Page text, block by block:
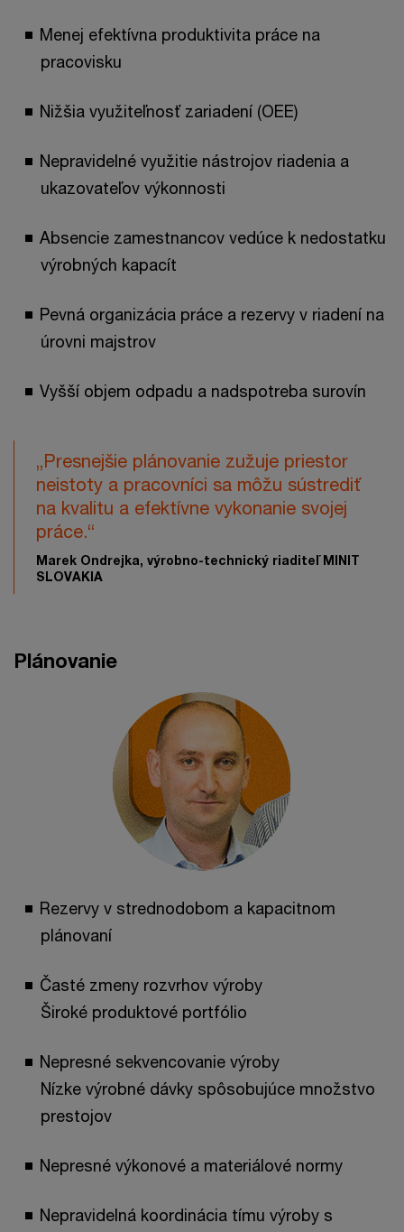
Menej efektívna produktivita práce na
pracovisku
Nižšia využiteľnosť zariadení (OEE)
Nepravidelné využitie nástrojov riadenia a
ukazovateľov výkonnosti
Absencie zamestnancov vedúce k nedostatku
výrobných kapacít
Pevná organizácia práce a rezervy v riadení na
úrovni majstrov
Vyšší objem odpadu a nadspotreba surovín
„Presnejšie plánovanie zužuje priestor
neistoty a pracovníci sa môžu sústrediť
na kvalitu a efektívne vykonanie svojej
práce.“
Marek Ondrejka, výrobno-technický riaditeľ MINIT
SLOVAKIA
Plánovanie
Rezervy v strednodobom a kapacitnom
plánovaní
Časté zmeny rozvrhov výroby
Široké produktové portfólio
Nepresné sekvencovanie výroby
Nízke výrobné dávky spôsobujúce množstvo
prestojov
Nepresné výkonové a materiálové normy
Nepravidelná koordinácia tímu výroby s